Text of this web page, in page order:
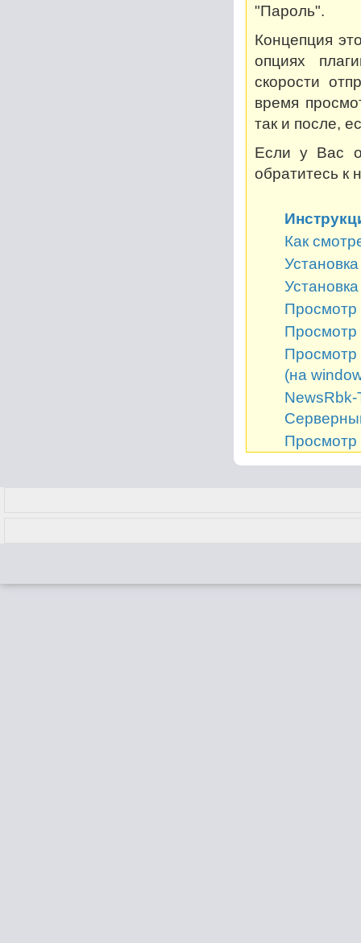
"Пароль".
Концепция
опциях
скорости
время
так и после,
Если у Вас
обратитесь к
Как
Просмотр
Просмотр
Просмотр
(на
Просмотр